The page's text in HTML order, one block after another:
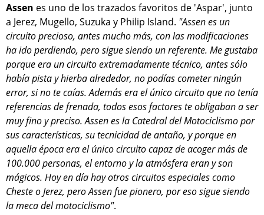
Assen es uno de los trazados favoritos de 'Aspar', junto
a Jerez, Mugello, Suzuka y Philip Island. "Assen es un
circuito precioso, antes mucho más, con las modificaciones
ha ido perdiendo, pero sigue siendo un referente. Me gustaba
porque era un circuito extremadamente técnico, antes sólo
había pista y hierba alrededor, no podías cometer ningún
error, si no te caías. Además era el único circuito que no tenía
referencias de frenada, todos esos factores te obligaban a ser
muy fino y preciso. Assen es la Catedral del Motociclismo por
sus características, su tecnicidad de antaño, y porque en
aquella época era el único circuito capaz de acoger más de
100.000 personas, el entorno y la atmósfera eran y son
mágicos. Hoy en día hay otros circuitos especiales como
Cheste o Jerez, pero Assen fue pionero, por eso sigue siendo
la meca del motociclismo".